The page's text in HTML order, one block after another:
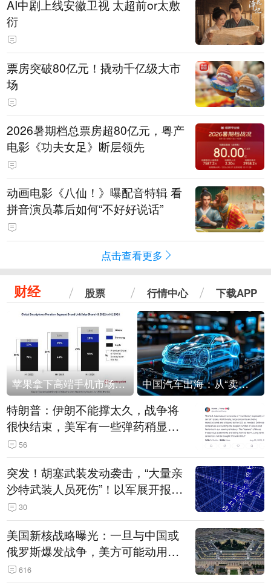
AI中剧上线安徽卫视 太超前or太敷
衍
票房突破80亿元！撬动千亿级大市
场
2026暑期档总票房超80亿元，粤产
电影《功夫女足》断层领先
动画电影《八仙！》曝配音特辑 看
拼音演员幕后如何“不好好说话”
点击查看更多
财经 股票 行情中心 下载APP
苹果拿下高端手机市场65%的份额：iPhone 17系列功不可没 中国汽车出海：从“卖出去”到“走进去”
特朗普：伊朗不能撑太久，战争将
很快结束，美军有一些弹药稍显紧
张！伊朗公布拟议的海峡管理文本
56
突发！胡塞武装发动袭击，“大量亲
沙特武装人员死伤”！以军展开报复
性空袭
30
美国新核战略曝光：一旦与中国或
俄罗斯爆发战争，美方可能动用战
术核武器
616